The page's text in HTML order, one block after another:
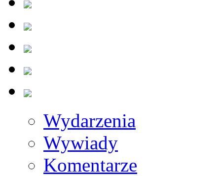
Wydarzenia
Wywiady
Komentarze